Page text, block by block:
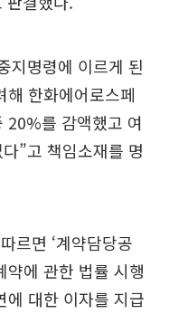
지명령에 이르게 된
해 한화에어로스페
20%를 감액했고 여
”고 책임소재를 명
르면 ‘계약담당공
약에 관한 법률 시행
에 대한 이자를 지급